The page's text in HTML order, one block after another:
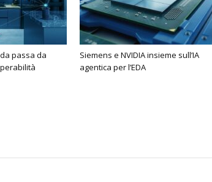
passa da
Siemens e NVIDIA insieme sull’IA
agentica per l’EDA